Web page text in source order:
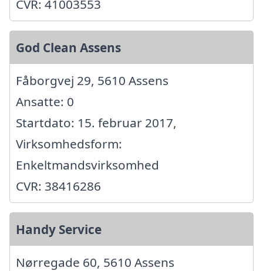
CVR: 41003553
God Clean Assens
Fåborgvej 29, 5610 Assens
Ansatte: 0
Startdato: 15. februar 2017,
Virksomhedsform:
Enkeltmandsvirksomhed
CVR: 38416286
Handy Service
Nørregade 60, 5610 Assens